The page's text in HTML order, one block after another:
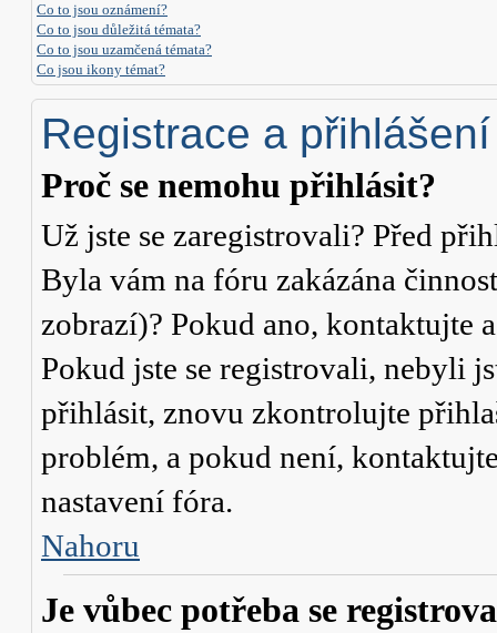
Co to jsou oznámení?
Co to jsou důležitá témata?
Co to jsou uzamčená témata?
Co jsou ikony témat?
Registrace a přihlášení
Proč se nemohu přihlásit?
Už jste se zaregistrovali? Před
Byla vám na fóru zakázána
zobrazí)? Pokud ano, kontaktujte
Pokud jste se registrovali, nebyli
přihlásit, znovu zkontrolujte
problém, a pokud není,
nastavení fóra.
Nahoru
Je vůbec potřeba se